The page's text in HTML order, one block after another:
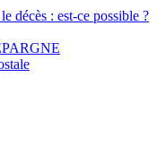
décès : est-ce possible ?